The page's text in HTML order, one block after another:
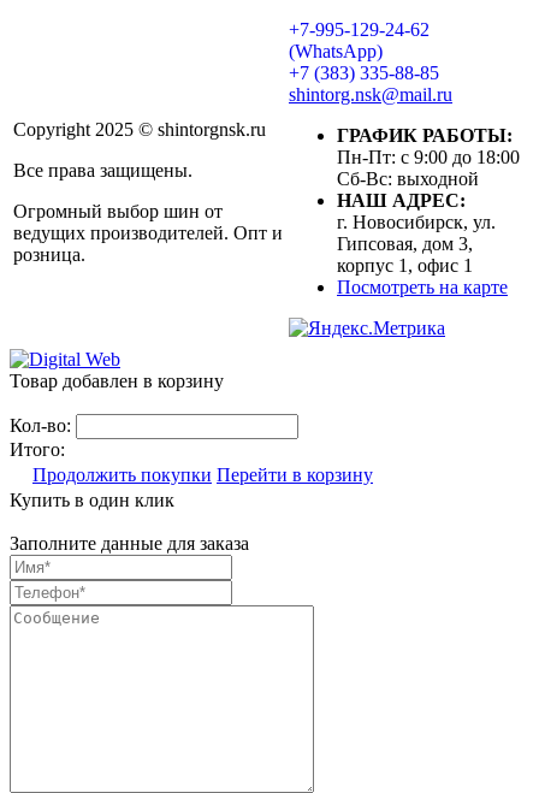
Copyright 2025 © shintorgnsk.ru
Все права защищены.
Огромный выбор шин от
ведущих производителей. Опт и
розница.
+7-995-129-24-62
(WhatsApp)
+7 (383) 335-88-85
shintorg.nsk@mail.ru
ГРАФИК РАБОТЫ:
Пн-Пт: с 9:00 до 18:00
Сб-Вс: выходной
НАШ АДРЕС:
г. Новосибирск, ул.
Гипсовая, дом 3,
корпус 1, офис 1
Посмотреть на карте
Товар добавлен в корзину
Кол-во:
Итого:
Продолжить покупки Перейти в корзину
Купить в один клик
Заполните данные для заказа